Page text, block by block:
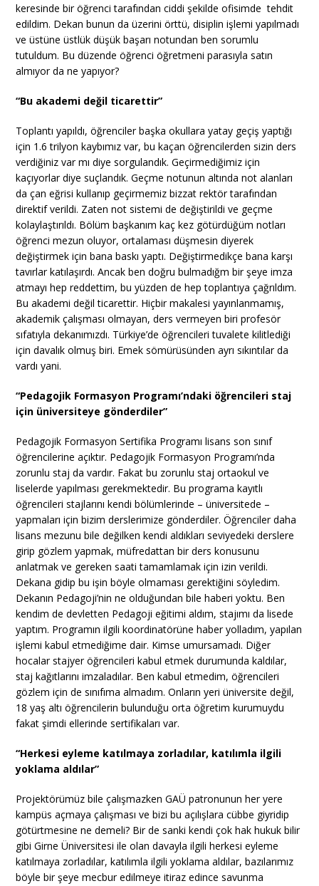
keresinde bir öğrenci tarafından ciddi şekilde ofisimde tehdit
edildim. Dekan bunun da üzerini örttü, disiplin işlemi yapılmadı
ve üstüne üstlük düşük başarı notundan ben sorumlu
tutuldum. Bu düzende öğrenci öğretmeni parasıyla satın
almıyor da ne yapıyor?
“Bu akademi değil ticarettir”
Toplantı yapıldı, öğrenciler başka okullara yatay geçiş yaptığı
için 1.6 trilyon kaybımız var, bu kaçan öğrencilerden sizin ders
verdiğiniz var mı diye sorgulandık. Geçirmediğimiz için
kaçıyorlar diye suçlandık. Geçme notunun altında not alanları
da çan eğrisi kullanıp geçirmemiz bizzat rektör tarafından
direktif verildi. Zaten not sistemi de değiştirildi ve geçme
kolaylaştırıldı. Bölüm başkanım kaç kez götürdüğüm notları
öğrenci mezun oluyor, ortalaması düşmesin diyerek
değiştirmek için bana baskı yaptı. Değiştirmedikçe bana karşı
tavırlar katılaşırdı. Ancak ben doğru bulmadığm bir şeye imza
atmayı hep reddettim, bu yüzden de hep toplantıya çağrıldım.
Bu akademi değil ticarettir. Hiçbir makalesi yayınlanmamış,
akademik çalışması olmayan, ders vermeyen biri profesör
sıfatıyla dekanımızdı. Türkiye’de öğrencileri tuvalete kilitlediği
için davalık olmuş biri. Emek sömürüsünden ayrı sıkıntılar da
vardı yani.
“Pedagojik Formasyon Programı’ndaki öğrencileri staj
için üniversiteye gönderdiler”
Pedagojik Formasyon Sertifika Programı lisans son sınıf
öğrencilerine açıktır. Pedagojik Formasyon Programı’nda
zorunlu staj da vardır. Fakat bu zorunlu staj ortaokul ve
liselerde yapılması gerekmektedir. Bu programa kayıtlı
öğrencileri stajlarını kendi bölümlerinde – üniversitede –
yapmaları için bizim derslerimize gönderdiler. Öğrenciler daha
lisans mezunu bile değilken kendi aldıkları seviyedeki derslere
girip gözlem yapmak, müfredattan bir ders konusunu
anlatmak ve gereken saati tamamlamak için izin verildi.
Dekana gidip bu işin böyle olmaması gerektiğini söyledim.
Dekanın Pedagoji’nin ne olduğundan bile haberi yoktu. Ben
kendim de devletten Pedagoji eğitimi aldım, stajımı da lisede
yaptım. Programın ilgili koordinatörüne haber yolladım, yapılan
işlemi kabul etmediğime dair. Kimse umursamadı. Diğer
hocalar stajyer öğrencileri kabul etmek durumunda kaldılar,
staj kağıtlarını imzaladılar. Ben kabul etmedim, öğrencileri
gözlem için de sınıfıma almadım. Onların yeri üniversite değil,
18 yaş altı öğrencilerin bulunduğu orta öğretim kurumuydu
fakat şimdi ellerinde sertifikaları var.
“Herkesi eyleme katılmaya zorladılar, katılımla ilgili
yoklama aldılar”
Projektörümüz bile çalışmazken GAÜ patronunun her yere
kampüs açmaya çalışması ve bizi bu açılışlara cübbe giyridip
götürtmesine ne demeli? Bir de sanki kendi çok hak hukuk bilir
gibi Girne Üniversitesi ile olan davayla ilgili herkesi eyleme
katılmaya zorladılar, katılımla ilgili yoklama aldılar, bazılarımız
böyle bir şeye mecbur edilmeye itiraz edince savunma